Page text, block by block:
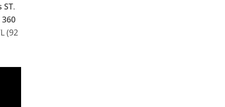
ST.
360
(92